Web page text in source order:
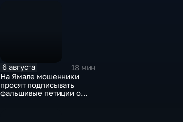
6 августа
18 мин
На Ямале мошенники
просят подписывать
фальшивые петиции о